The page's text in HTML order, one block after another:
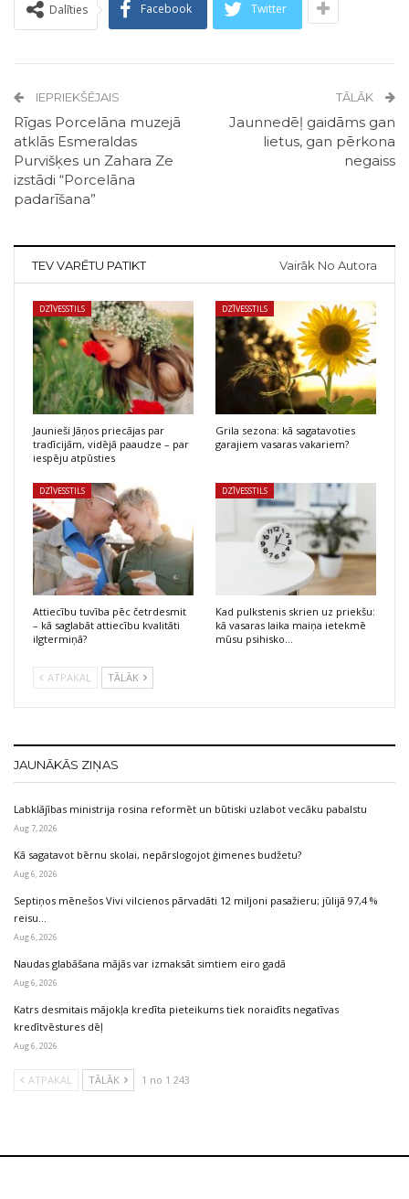
Dalīties Facebook Twitter
IEPRIEKŠĒJAIS
Rīgas Porcelāna muzejā
atklās Esmeraldas
Purvišķes un Zahara Ze
izstādi “Porcelāna
padarīšana”
TĀLĀK
Jaunnedēļ gaidāms gan
lietus, gan pērkona
negaiss
TEV VARĒTU PATIKT Vairāk No Autora
DZĪVESSTILS
Jaunieši Jāņos priecājas par
tradīcijām, vidējā paaudze – par
iespēju atpūsties
DZĪVESSTILS
Grila sezona: kā sagatavoties
garajiem vasaras vakariem?
DZĪVESSTILS
Attiecību tuvība pēc četrdesmit
– kā saglabāt attiecību kvalitāti
ilgtermiņā?
DZĪVESSTILS
Kad pulkstenis skrien uz priekšu:
kā vasaras laika maiņa ietekmē
mūsu psihisko…
ATPAKAĻ TĀLĀK
JAUNĀKĀS ZIŅAS
Labklājības ministrija rosina reformēt un būtiski uzlabot vecāku pabalstu
Aug 7, 2026
Kā sagatavot bērnu skolai, nepārslogojot ģimenes budžetu?
Aug 6, 2026
Septiņos mēnešos Vivi vilcienos pārvadāti 12 miljoni pasažieru; jūlijā 97,4 %
reisu…
Aug 6, 2026
Naudas glabāšana mājās var izmaksāt simtiem eiro gadā
Aug 6, 2026
Katrs desmitais mājokļa kredīta pieteikums tiek noraidīts negatīvas
kredītvēstures dēļ
Aug 6, 2026
ATPAKAĻ TĀLĀK 1 no 1 243